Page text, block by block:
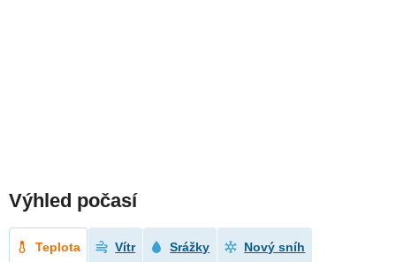
Výhled počasí
Teplota Vítr Srážky Nový sníh